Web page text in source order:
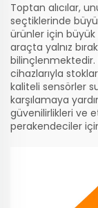
Toptan alıcılar,
seçtiklerinde
ürünler için büyük
araçta yalnız
bilinçlenmektedir.
cihazlarıyla
kaliteli sensörler
karşılamaya
güvenilirlikleri ve
perakendeciler